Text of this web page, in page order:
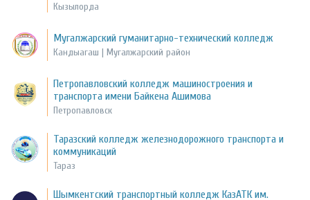
Кызылорда
Мугалжарский гуманитарно-технический колледж
Кандыагаш | Мугалжарский район
Петропавловский колледж машиностроения и
транспорта имени Байкена Ашимова
Петропавловск
Таразский колледж железнодорожного транспорта и
коммуникаций
Тараз
Шымкентский транспортный колледж КазАТК им.